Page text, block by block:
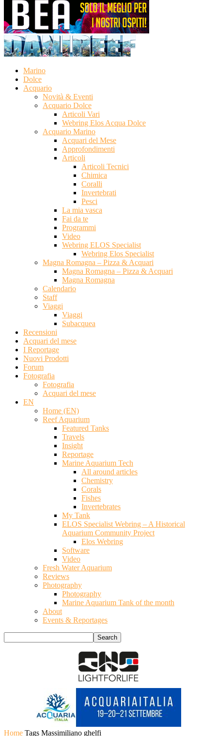
Marino
Dolce
Acquario
Novità & Eventi
Acquario Dolce
Articoli Vari
Webring Elos Acqua Dolce
Acquario Marino
Acquari del Mese
Approfondimenti
Articoli
Articoli Tecnici
Chimica
Coralli
Invertebrati
Pesci
La mia vasca
Fai da te
Programmi
Video
Webring ELOS Specialist
Webring Elos Specialist
Magna Romagna – Pizza & Acquari
Magna Romagna – Pizza & Acquari
Magna Romagna
Calendario
Staff
Viaggi
Viaggi
Subacquea
Recensioni
Acquari del mese
I Reportage
Nuovi Prodotti
Forum
Fotografia
Fotografia
Acquari del mese
EN
Home (EN)
Reef Aquarium
Featured Tanks
Travels
Insight
Reportage
Marine Aquarium Tech
All around articles
Chemistry
Corals
Fishes
Invertebrates
My Tank
ELOS Specialist Webring – A Historical
Aquarium Community Project
Elos Webring
Software
Video
Fresh Water Aquarium
Reviews
Photography
Photography
Marine Aquarium Tank of the month
About
Events & Reportages
Home Tags Massimiliano ghelfi